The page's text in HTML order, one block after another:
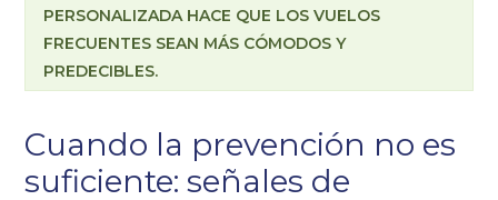
PERSONALIZADA HACE QUE LOS VUELOS
FRECUENTES SEAN MÁS CÓMODOS Y
PREDECIBLES.
Cuando la prevención no es
suficiente: señales de